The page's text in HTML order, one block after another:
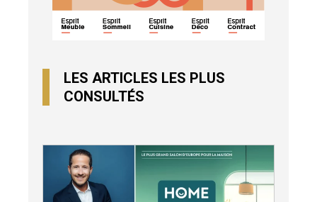
LES ARTICLES LES PLUS
CONSULTÉS